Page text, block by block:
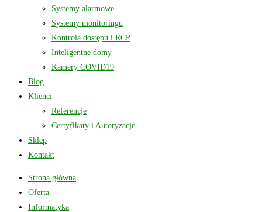
Systemy alarmowe
Systemy monitoringu
Kontrola dostępu i RCP
Inteligentne domy
Kamery COVID19
Blog
Klienci
Referencje
Certyfikaty i Autoryzacje
Sklep
Kontakt
Strona główna
Oferta
Informatyka